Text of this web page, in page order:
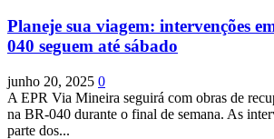
Planeje sua viagem: intervenções
040 seguem até sábado
junho 20, 2025 0
A EPR Via Mineira seguirá com obras de
na BR-040 durante o final de semana. As
parte dos...